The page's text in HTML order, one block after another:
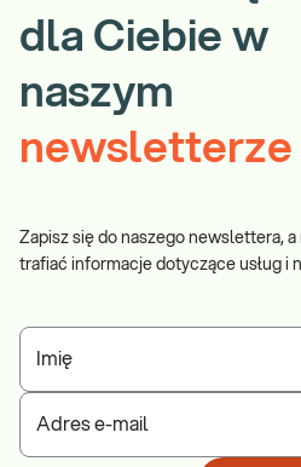
dla Ciebie w
naszym
newsletterze
Zapisz się do naszego newslettera,
trafiać informacje dotyczące usług i
Imię
Adres e-mail